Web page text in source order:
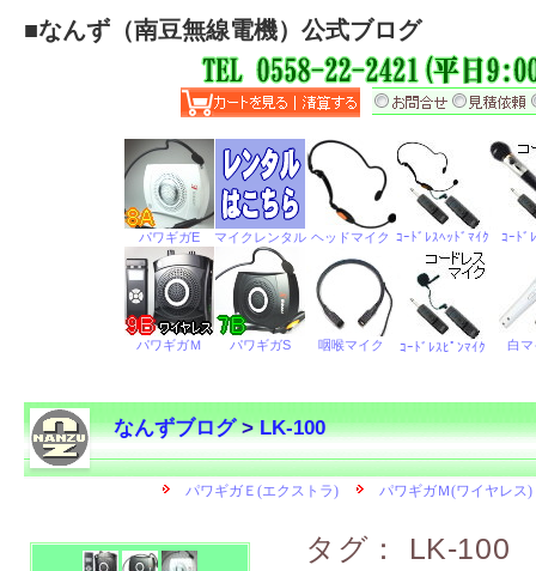
■なんず（南豆無線電機）公式ブログ
なんずブログ>LK-100
タグ： LK-100